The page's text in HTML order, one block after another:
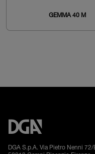
GEMMA 40 M
DGA S.p.A. Via Pietro Nenni 72/